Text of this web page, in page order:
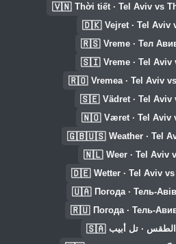
🇻🇳 Thời tiết · Tel Aviv vs
🇩🇰 Vejret · Tel Aviv
🇷🇸 Vreme · Тел
🇸🇮 Vreme · Tel Aviv
🇷🇴 Vremea · Tel Aviv
🇸🇪 Vädret · Tel Aviv
🇳🇴 Været · Tel Aviv
🇬🇧🇺🇸 Weather · Tel
🇳🇱 Weer · Tel Aviv
🇩🇪 Wetter · Tel Aviv
🇺🇦 Погода · Тель-
🇷🇺 Погода · Тель-
🇸🇦